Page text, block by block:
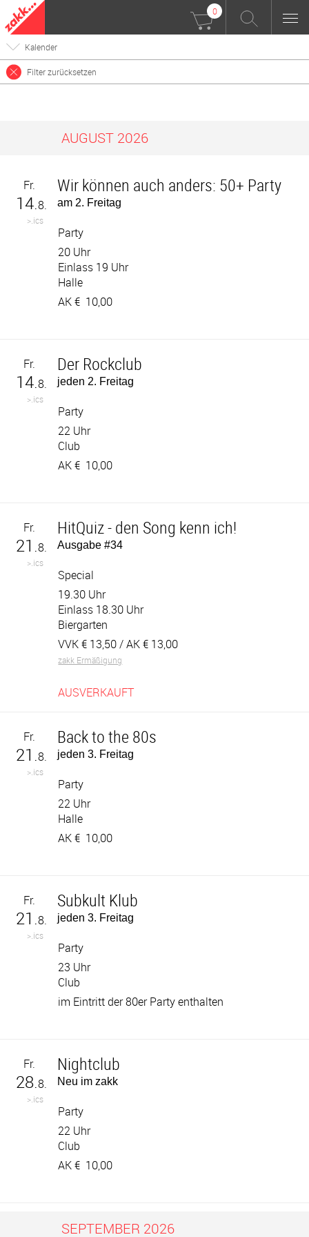
0
Kalender
Filter zurücksetzen
AUGUST 2026
Fr.
14.8.
>.ics
Wir können auch anders: 50+ Party
am 2. Freitag
Party
20 Uhr
Einlass 19 Uhr
Halle
AK € 10,00
Fr.
14.8.
>.ics
Der Rockclub
jeden 2. Freitag
Party
22 Uhr
Club
AK € 10,00
Fr.
21.8.
>.ics
HitQuiz - den Song kenn ich!
Ausgabe #34
Special
19.30 Uhr
Einlass 18.30 Uhr
Biergarten
VVK € 13,50/ AK € 13,00
zakk Ermäßigung
AUSVERKAUFT
Fr.
21.8.
>.ics
Back to the 80s
jeden 3. Freitag
Party
22 Uhr
Halle
AK € 10,00
Fr.
21.8.
>.ics
Subkult Klub
jeden 3. Freitag
Party
23 Uhr
Club
im Eintritt der 80er Party enthalten
Fr.
28.8.
>.ics
Nightclub
Neu im zakk
Party
22 Uhr
Club
AK € 10,00
SEPTEMBER 2026